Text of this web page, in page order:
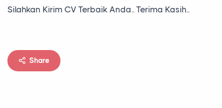
Silahkan Kirim CV Terbaik Anda.. Terima Kasih..
Share